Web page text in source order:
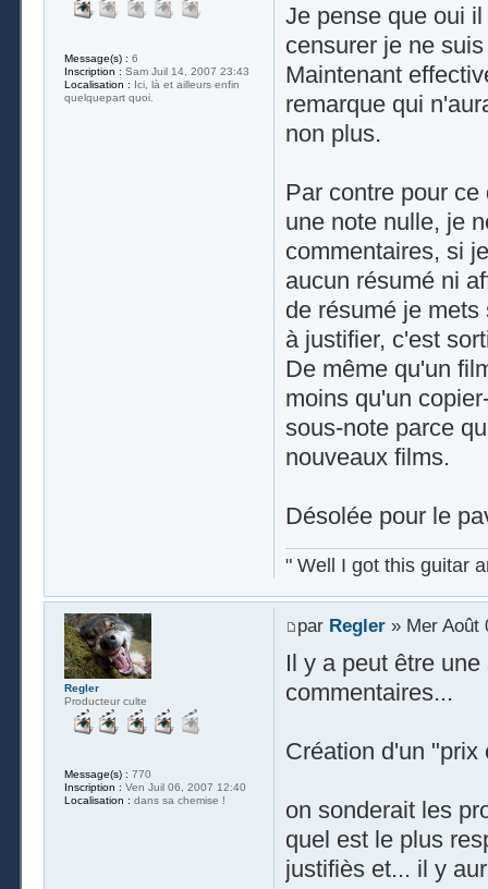
Je pense que oui
censurer je ne
Maintenant
remarque qui
non plus.
Par contre pour
une note nulle, je
commentaires, si
aucun résumé ni
de résumé je
à justifier, c'est
De même qu'un
moins qu'un
sous-note parce
nouveaux films.
Désolée pour le
" Well I got this guitar
Message(s) : 6
Inscription : Sam Juil 14, 2007 23:43
Localisation : Ici, là et ailleurs enfin
quelquepart quoi.
par Regler» Mer Août
Il y a peut être
commentaires...
Création d'un "prix
on sonderait les
quel est le plus
justifiès et... il y
Regler
Producteur culte
Message(s) : 770
Inscription : Ven Juil 06, 2007 12:40
Localisation : dans sa chemise !